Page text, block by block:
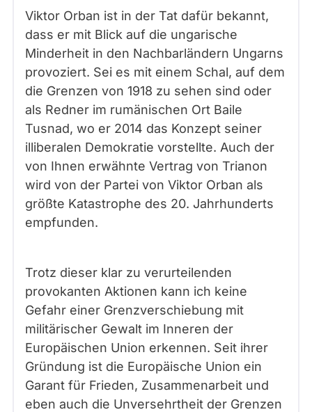
Viktor Orban ist in der Tat dafür bekannt,
dass er mit Blick auf die ungarische
Minderheit in den Nachbarländern Ungarns
provoziert. Sei es mit einem Schal, auf dem
die Grenzen von 1918 zu sehen sind oder
als Redner im rumänischen Ort Baile
Tusnad, wo er 2014 das Konzept seiner
illiberalen Demokratie vorstellte. Auch der
von Ihnen erwähnte Vertrag von Trianon
wird von der Partei von Viktor Orban als
größte Katastrophe des 20. Jahrhunderts
empfunden.
Trotz dieser klar zu verurteilenden
provokanten Aktionen kann ich keine
Gefahr einer Grenzverschiebung mit
militärischer Gewalt im Inneren der
Europäischen Union erkennen. Seit ihrer
Gründung ist die Europäische Union ein
Garant für Frieden, Zusammenarbeit und
eben auch die Unversehrtheit der Grenzen